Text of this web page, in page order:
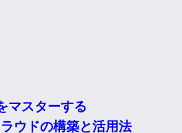
マスターする
ウドの構築と活用法